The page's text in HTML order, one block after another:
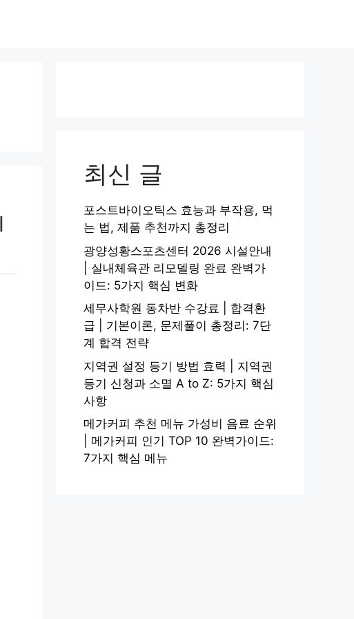
최신 글
포스트바이오틱스 효능과 부작용, 먹
는 법, 제품 추천까지 총정리
광양성황스포츠센터 2026 시설안내
| 실내체육관 리모델링 완료 완벽가
이드: 5가지 핵심 변화
세무사학원 동차반 수강료 | 합격환
급 | 기본이론, 문제풀이 총정리: 7단
계 합격 전략
지역권 설정 등기 방법 효력 | 지역권
등기 신청과 소멸 A to Z: 5가지 핵심
사항
메가커피 추천 메뉴 가성비 음료 순위
| 메가커피 인기 TOP 10 완벽가이드:
7가지 핵심 메뉴